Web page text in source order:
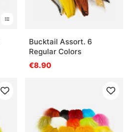
Bucktail Assort. 6
Regular Colors
€8.90